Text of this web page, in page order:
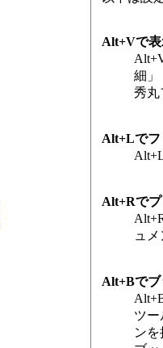
Alt+Vで
細」
秀丸
Alt+Lでフ
Alt+Rで
ュ
Alt+Bで
ツ
ン